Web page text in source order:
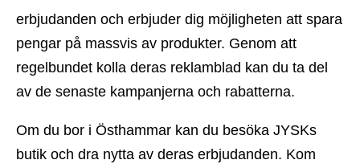
erbjudanden och erbjuder dig möjligheten att spara
pengar på massvis av produkter. Genom att
regelbundet kolla deras reklamblad kan du ta del
av de senaste kampanjerna och rabatterna.
Om du bor i Östhammar kan du besöka JYSKs
butik och dra nytta av deras erbjudanden. Kom